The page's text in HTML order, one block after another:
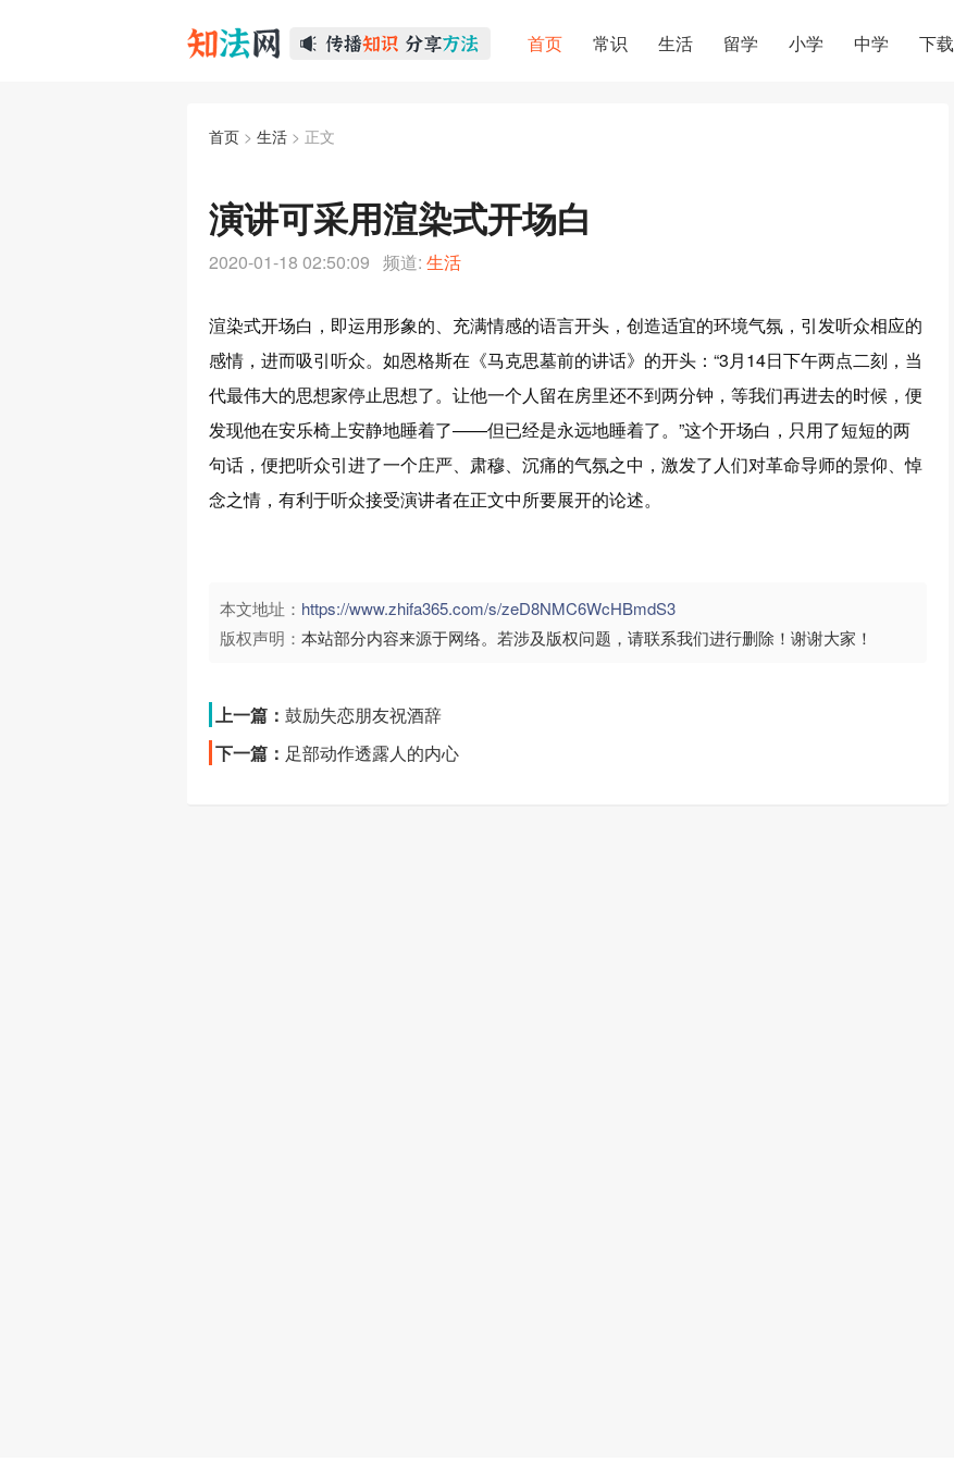
首页 常识 生活 留学 小学 中学 下载
首页 > 生活 > 正文
演讲可采用渲染式开场白
2020-01-18 02:50:09 频道: 生活
渲染式开场白，即运用形象的、充满情感的语言开头，创造适宜的环境气氛，引发听众相应的
感情，进而吸引听众。如恩格斯在《马克思墓前的讲话》的开头：“3月14日下午两点二刻，当
代最伟大的思想家停止思想了。让他一个人留在房里还不到两分钟，等我们再进去的时候，便
发现他在安乐椅上安静地睡着了——但已经是永远地睡着了。”这个开场白，只用了短短的两
句话，便把听众引进了一个庄严、肃穆、沉痛的气氛之中，激发了人们对革命导师的景仰、悼
念之情，有利于听众接受演讲者在正文中所要展开的论述。
本文地址： https://www.zhifa365.com/s/zeD8NMC6WcHBmdS3
版权声明： 本站部分内容来源于网络。若涉及版权问题，请联系我们进行删除！谢谢大家！
上一篇： 鼓励失恋朋友祝酒辞
下一篇： 足部动作透露人的内心